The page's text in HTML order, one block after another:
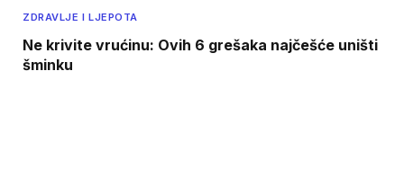
ZDRAVLJE I LJEPOTA
Ne krivite vrućinu: Ovih 6 grešaka najčešće uništi
šminku